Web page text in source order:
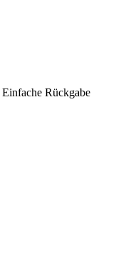
Einfache Rückgabe